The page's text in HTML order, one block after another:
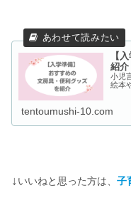
【
紹介
小児
絵本
tentoumushi-10.com
↓いいねと思った方は、 子